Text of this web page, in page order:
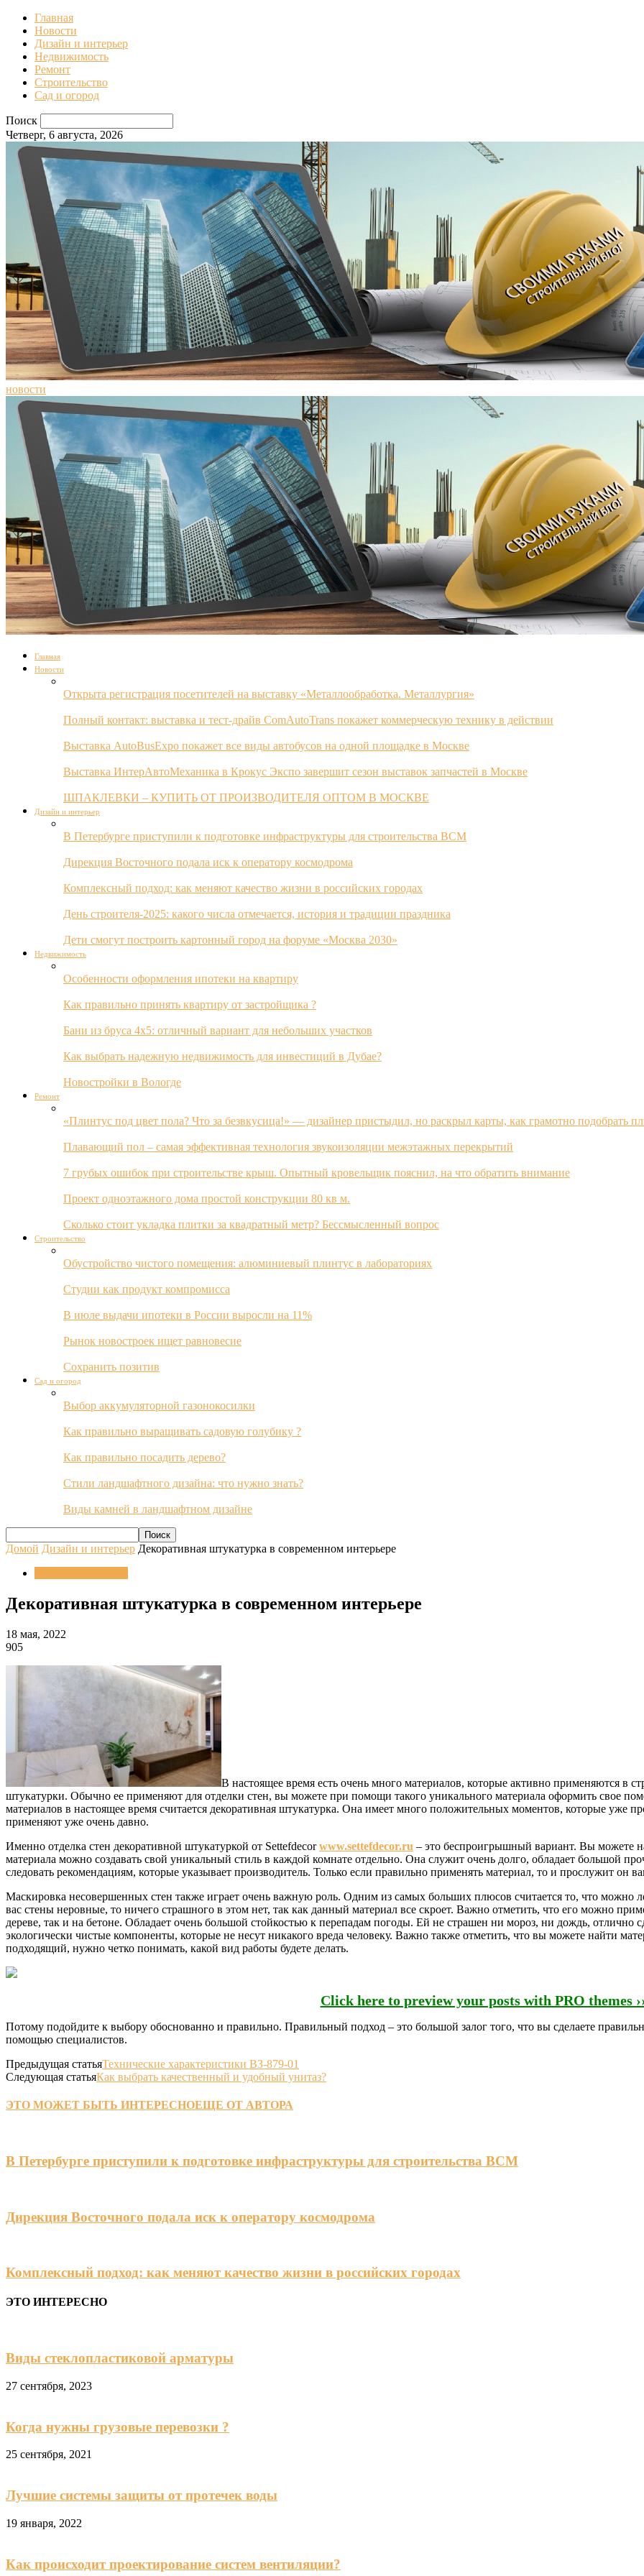
Главная
Новости
Дизайн и интерьер
Недвижимость
Ремонт
Строительство
Сад и огород
Поиск
Четверг, 6 августа, 2026
новости
Главная
Новости
Открыта регистрация посетителей на выставку «Металлообработка. Металлургия»
Полный контакт: выставка и тест-драйв ComAutoTrans покажет коммерческую технику в действии
Выставка AutoBusExpo покажет все виды автобусов на одной площадке в Москве
Выставка ИнтерАвтоМеханика в Крокус Экспо завершит сезон выставок запчастей в Москве
ШПАКЛЕВКИ – КУПИТЬ ОТ ПРОИЗВОДИТЕЛЯ ОПТОМ В МОСКВЕ
Дизайн и интерьер
В Петербурге приступили к подготовке инфраструктуры для строительства ВСМ
Дирекция Восточного подала иск к оператору космодрома
Комплексный подход: как меняют качество жизни в российских городах
День строителя-2025: какого числа отмечается, история и традиции праздника
Дети смогут построить картонный город на форуме «Москва 2030»
Недвижимость
Особенности оформления ипотеки на квартиру
Как правильно принять квартиру от застройщика ?
Бани из бруса 4х5: отличный вариант для небольших участков
Как выбрать надежную недвижимость для инвестиций в Дубае?
Новостройки в Вологде
Ремонт
«Плинтус под цвет пола? Что за безвкусица!» — дизайнер пристыдил, но раскрыл карты, как грамотно подобрать
Плавающий пол – самая эффективная технология звукоизоляции межэтажных перекрытий
7 грубых ошибок при строительстве крыш. Опытный кровельщик пояснил, на что обратить внимание
Проект одноэтажного дома простой конструкции 80 кв м.
Сколько стоит укладка плитки за квадратный метр? Бессмысленный вопрос
Строительство
Обустройство чистого помещения: алюминиевый плинтус в лабораториях
Студии как продукт компромисса
В июле выдачи ипотеки в России выросли на 11%
Рынок новостроек ищет равновесие
Сохранить позитив
Сад и огород
Выбор аккумуляторной газонокосилки
Как правильно выращивать садовую голубику ?
Как правильно посадить дерево?
Стили ландшафтного дизайна: что нужно знать?
Виды камней в ландшафтном дизайне
Домой Дизайн и интерьер Декоративная штукатурка в современном интерьере
Декоративная штукатурка в современном интерьере
18 мая, 2022
905
В настоящее время есть очень много материалов, которые активно применяются в
штукатурки. Обычно ее применяют для отделки стен, вы можете при помощи такого уникального материала оформить свое
материалов в настоящее время считается декоративная штукатурка. Она имеет много положительных моментов, которые уже
применяют уже очень давно.
Именно отделка стен декоративной штукатуркой от Settefdecorwww.settefdecor.ru – это беспроигрышный вариант. Вы можете
материала можно создавать свой уникальный стиль в каждой комнате отдельно. Она служит очень долго, обладает большой
следовать рекомендациям, которые указывает производитель. Только если правильно применять материал, то и прослужит он
Маскировка несовершенных стен также играет очень важную роль. Одним из самых больших плюсов считается то, что можно
вас стены неровные, то ничего страшного в этом нет, так как данный материал все скроет. Важно отметить, что его можно
дереве, так и на бетоне. Обладает очень большой стойкостью к перепадам погоды. Ей не страшен ни мороз, ни дождь, отлично
экологически чистые компоненты, которые не несут никакого вреда человеку. Важно также отметить, что вы можете найти
подходящий, нужно четко понимать, какой вид работы будете делать.
Click here to preview your posts with PRO themes
Потому подойдите к выбору обоснованно и правильно. Правильный подход – это большой залог того, что вы сделаете
помощью специалистов.
Предыдущая статьяТехнические характеристики ВЗ-879-01
Следующая статьяКак выбрать качественный и удобный унитаз?
ЭТО МОЖЕТ БЫТЬ ИНТЕРЕСНОЕЩЕ ОТ АВТОРА
В Петербурге приступили к подготовке инфраструктуры для строительства ВСМ
Дирекция Восточного подала иск к оператору космодрома
Комплексный подход: как меняют качество жизни в российских городах
ЭТО ИНТЕРЕСНО
Виды стеклопластиковой арматуры
27 сентября, 2023
Когда нужны грузовые перевозки ?
25 сентября, 2021
Лучшие системы защиты от протечек воды
19 января, 2022
Как происходит проектирование систем вентиляции?